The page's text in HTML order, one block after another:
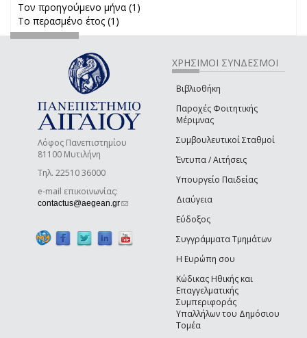
Τον προηγούμενο μήνα (1)
Το περασμένο έτος (1)
Λόφος Πανεπιστημίου
81100 Μυτιλήνη
Τηλ. 22510 36000
e-mail επικοινωνίας:
contactus@aegean.gr(link sends e-mail)
ΧΡΗΣΙΜΟΙ ΣΥΝΔΕΣΜΟΙ
Βιβλιοθήκη
Παροχές Φοιτητικής
Μέριμνας
Συμβουλευτικοί Σταθμοί
Έντυπα / Αιτήσεις
Υπουργείο Παιδείας
Διαύγεια
Εύδοξος
Συγγράμματα Τμημάτων
Η Ευρώπη σου
Κώδικας Ηθικής και
Επαγγελματικής
Συμπεριφοράς
Υπαλλήλων του Δημόσιου
Τομέα